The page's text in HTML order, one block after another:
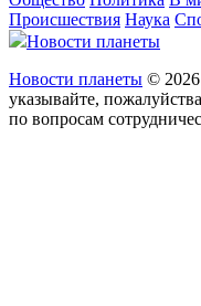
Происшествия Наука
Новости планеты
Новости планеты © 2026
указывайте,
по вопросам